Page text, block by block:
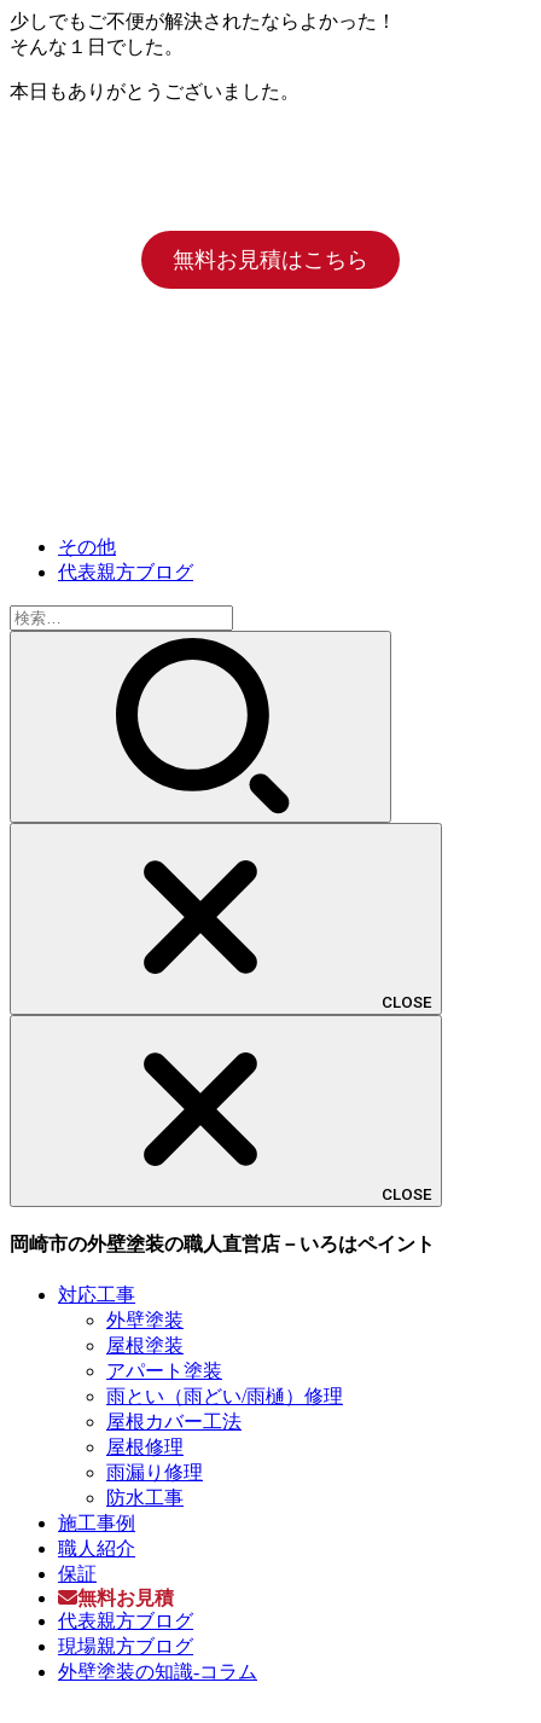
少しでもご不便が解決されたならよかった！
そんな１日でした。
本日もありがとうございました。
無料お見積はこちら
その他
代表親方ブログ
検
索:
CLOSE
CLOSE
岡崎市の外壁塗装の職人直営店－いろはペイント
対応工事
外壁塗装
屋根塗装
アパート塗装
雨とい（雨どい/雨樋）修理
屋根カバー工法
屋根修理
雨漏り修理
防水工事
施工事例
職人紹介
保証
無料お見積
代表親方ブログ
現場親方ブログ
外壁塗装の知識-コラム